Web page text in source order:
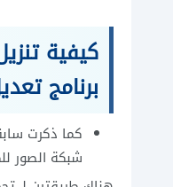
كيفية
برنامج
كما ذكرت
شبكة الصور